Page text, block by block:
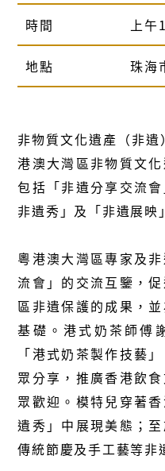
時間 上午
地點 珠海
非物質文化遺產（非
港澳大灣區非物質文
包括「非遺分享交流
非遺秀」及「非遺展映
粵港澳大灣區專家及
流會」的交流互鑒，
區非遺保護的成果，
基礎。港式奶茶師傅
「港式奶茶製作技藝
眾分享，推廣香港飲
眾歡迎。模特兒穿著
遺秀」中展現美態；
傳統節慶及手工藝等非